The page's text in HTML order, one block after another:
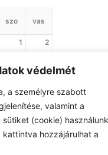
védelmét
a személyre szabott
valamint a
(cookie)
hozzájárulhat a
szo vas
1 2
8 9
22 23